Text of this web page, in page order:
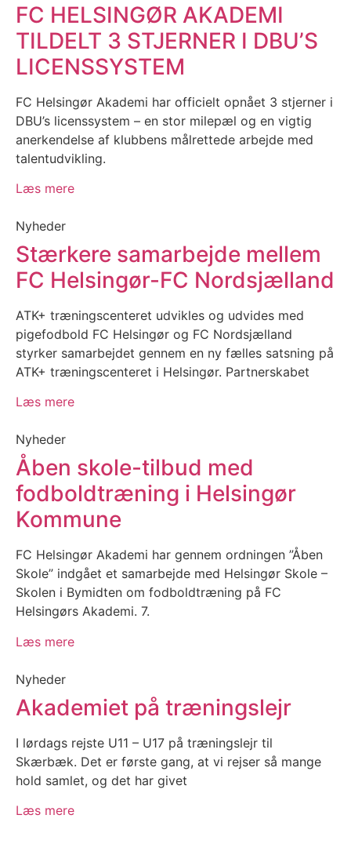
FC HELSINGØR AKADEMI
TILDELT 3 STJERNER I DBU’S
LICENSSYSTEM
FC Helsingør Akademi har officielt opnået 3 stjerner i
DBU’s licenssystem – en stor milepæl og en vigtig
anerkendelse af klubbens målrettede arbejde med
talentudvikling.
Læs mere
Nyheder
Stærkere samarbejde mellem
FC Helsingør-FC Nordsjælland
ATK+ træningscenteret udvikles og udvides med
pigefodbold FC Helsingør og FC Nordsjælland
styrker samarbejdet gennem en ny fælles satsning på
ATK+ træningscenteret i Helsingør. Partnerskabet
Læs mere
Nyheder
Åben skole-tilbud med
fodboldtræning i Helsingør
Kommune
FC Helsingør Akademi har gennem ordningen ”Åben
Skole” indgået et samarbejde med Helsingør Skole –
Skolen i Bymidten om fodboldtræning på FC
Helsingørs Akademi. 7.
Læs mere
Nyheder
Akademiet på træningslejr
I lørdags rejste U11 – U17 på træningslejr til
Skærbæk. Det er første gang, at vi rejser så mange
hold samlet, og det har givet
Læs mere